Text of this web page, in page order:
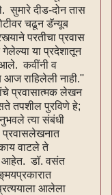
सुमारे दीड-दोन तास
चढून डॅन्यूब
परतीचा प्रवास
या प्रदेशातून
कवींनी व
आज राहिलेली नाही.''
प्रवासात्मक लेखन
तपशील पुरविणे हे;
त्या संबंधी
काय वाटले ते
आहेत. डॉ. वसंत
आलेला